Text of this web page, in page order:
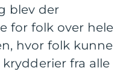
blev der
for folk over hele
hvor folk kunne
fra alle